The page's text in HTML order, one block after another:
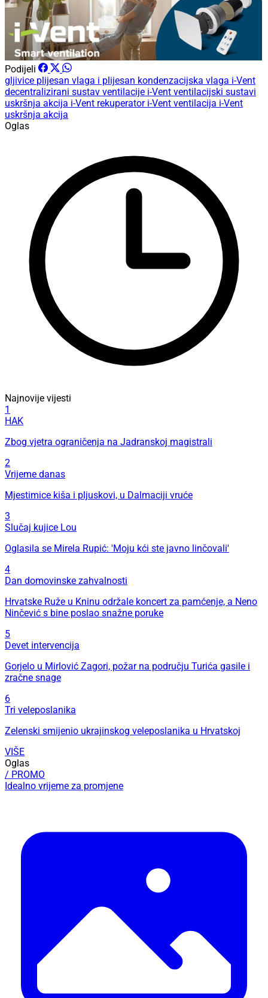
Podijeli
gljivice plijesan vlaga i plijesan kondenzacijska vlaga i-Vent
decentralizirani sustav ventilacije i-Vent ventilacijski sustavi
uskršnja akcija i-Vent rekuperator i-Vent ventilacija i-Vent
uskršnja akcija
Oglas
Najnovije vijesti
1
HAK
Zbog vjetra ograničenja na Jadranskoj magistrali
2
Vrijeme danas
Mjestimice kiša i pljuskovi, u Dalmaciji vruće
3
Slučaj kujice Lou
Oglasila se Mirela Rupić: 'Moju kći ste javno linčovali'
4
Dan domovinske zahvalnosti
Hrvatske Ruže u Kninu održale koncert za pamćenje, a Neno
Ninčević s bine poslao snažne poruke
5
Devet intervencija
Gorjelo u Mirlović Zagori, požar na području Turića gasile i
zračne snage
6
Tri veleposlanika
Zelenski smijenio ukrajinskog veleposlanika u Hrvatskoj
VIŠE
Oglas
/ PROMO
Idealno vrijeme za promjene